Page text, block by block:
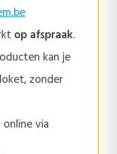
op afspraak.
kan je
zonder
online via